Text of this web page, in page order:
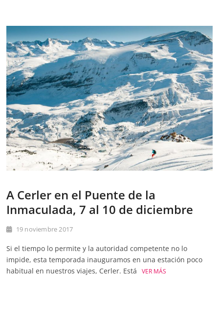
A Cerler en el Puente de la
Inmaculada, 7 al 10 de diciembre
19 noviembre 2017
Si el tiempo lo permite y la autoridad competente no lo
impide, esta temporada inauguramos en una estación poco
habitual en nuestros viajes, Cerler. Está
VER MÁS